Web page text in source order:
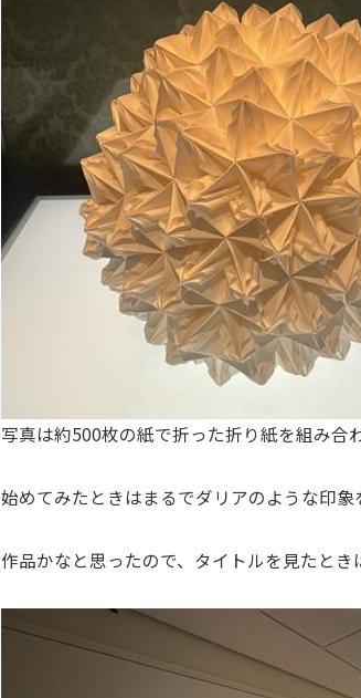
写真は約500枚の紙で折った折り紙を組み合
始めてみたときはまるでダリアのような印
作品かなと思ったので、タイトルを見たとき